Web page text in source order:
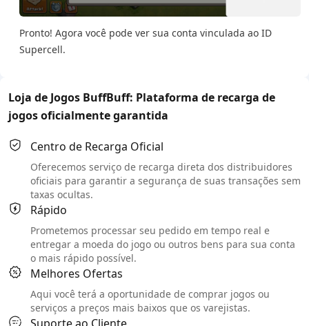
Pronto! Agora você pode ver sua conta vinculada ao ID
Supercell.
Loja de Jogos BuffBuff: Plataforma de recarga de
jogos oficialmente garantida
Centro de Recarga Oficial
Oferecemos serviço de recarga direta dos distribuidores
oficiais para garantir a segurança de suas transações sem
taxas ocultas.
Rápido
Prometemos processar seu pedido em tempo real e
entregar a moeda do jogo ou outros bens para sua conta
o mais rápido possível.
Melhores Ofertas
Aqui você terá a oportunidade de comprar jogos ou
serviços a preços mais baixos que os varejistas.